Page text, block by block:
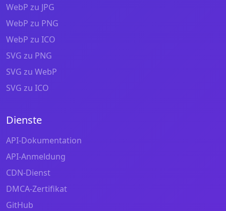
WebP zu JPG
WebP zu PNG
WebP zu ICO
SVG zu PNG
SVG zu WebP
SVG zu ICO
Dienste
API-Dokumentation
API-Anmeldung
CDN-Dienst
DMCA-Zertifikat
GitHub